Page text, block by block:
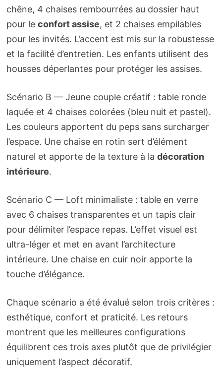
chêne, 4 chaises rembourrées au dossier haut
pour le confort assise, et 2 chaises empilables
pour les invités. L’accent est mis sur la robustesse
et la facilité d’entretien. Les enfants utilisent des
housses déperlantes pour protéger les assises.
Scénario B — Jeune couple créatif : table ronde
laquée et 4 chaises colorées (bleu nuit et pastel).
Les couleurs apportent du peps sans surcharger
l’espace. Une chaise en rotin sert d’élément
naturel et apporte de la texture à la décoration
intérieure.
Scénario C — Loft minimaliste : table en verre
avec 6 chaises transparentes et un tapis clair
pour délimiter l’espace repas. L’effet visuel est
ultra-léger et met en avant l’architecture
intérieure. Une chaise en cuir noir apporte la
touche d’élégance.
Chaque scénario a été évalué selon trois critères :
esthétique, confort et praticité. Les retours
montrent que les meilleures configurations
équilibrent ces trois axes plutôt que de privilégier
uniquement l’aspect décoratif.